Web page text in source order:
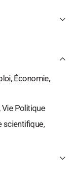
Économie,
Vie Politique
scientifique,